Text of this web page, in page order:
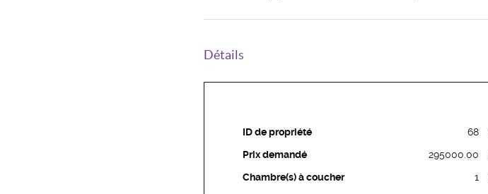
Détails
ID de propriété
68
Prix demandé
295000.00
Chambre(s) à coucher
1